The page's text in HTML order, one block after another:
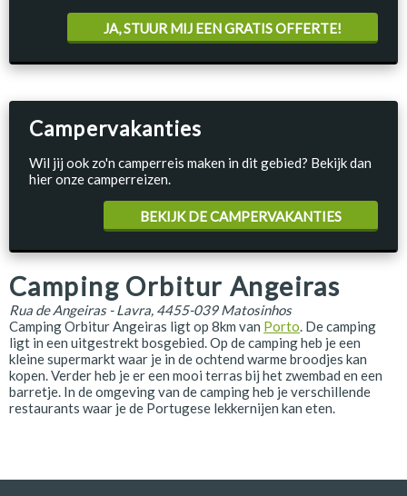
Camping Orbitur Angeiras
Rua de Angeiras - Lavra, 4455-039 Matosinhos
Camping Orbitur Angeiras ligt op 8km van Porto. De camping
ligt in een uitgestrekt bosgebied. Op de camping heb je een
kleine supermarkt waar je in de ochtend warme broodjes kan
kopen. Verder heb je er een mooi terras bij het zwembad en een
barretje. In de omgeving van de camping heb je verschillende
restaurants waar je de Portugese lekkernijen kan eten.
JA, STUUR MIJ EEN GRATIS OFFERTE!
Campervakanties
Wil jij ook zo'n camperreis maken in dit gebied? Bekijk dan
hier onze camperreizen.
BEKIJK DE CAMPERVAKANTIES